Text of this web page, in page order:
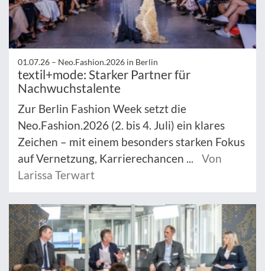
01.07.26 – Neo.Fashion.2026 in Berlin
textil+mode: Starker Partner für
Nachwuchstalente
Zur Berlin Fashion Week setzt die
Neo.Fashion.2026 (2. bis 4. Juli) ein klares
Zeichen – mit einem besonders starken Fokus
auf Vernetzung, Karrierechancen ...
Von
Larissa Terwart